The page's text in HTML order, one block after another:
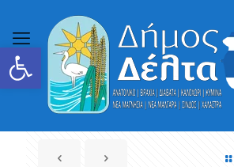
Ανοίξτε τη γραμμή εργαλείων